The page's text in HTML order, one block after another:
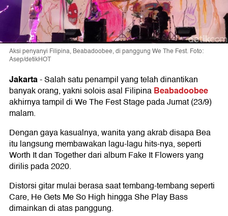
Aksi penyanyi Filipina, Beabadoobee, di panggung We The Fest. Foto:
Asep/detikHOT
Jakarta-Salah satu penampil yang telah dinantikan
banyak orang, yakni solois asal FilipinaBeabadoobee
akhirnya tampil di We The Fest Stage pada Jumat (23/9)
malam.
Dengan gaya kasualnya, wanita yang akrab disapa Bea
itu langsung membawakan lagu-lagu hits-nya, seperti
Worth It dan Together dari album Fake It Flowers yang
dirilis pada 2020.
Distorsi gitar mulai berasa saat tembang-tembang seperti
Care, He Gets Me So High hingga She Play Bass
dimainkan di atas panggung.